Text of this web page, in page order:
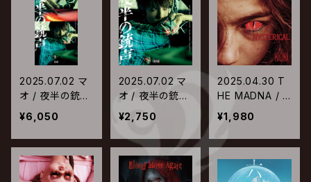
2025.07.02 マ
オ / 夜半の銃声
【初回生産限定
盤】
¥6,050
2025.07.02 マ
オ / 夜半の銃声
【通常盤】
¥2,750
2025.04.30 T
HE MADNA / H
YSTERICAL【T
ype-A】
¥1,980